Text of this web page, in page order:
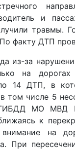
и
травмы.
факту ДТП
из-за
на
14 ДТП, в
том числе 5
МО МВД
к
на
При